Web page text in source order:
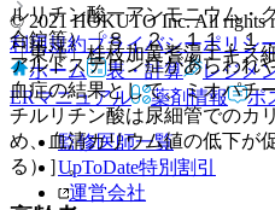
〔東洋〕桂枝加黄耆湯エキス
ルリチン酸一アンモニウム・
合錠等）〔８．２、１１．１
アルドステロン症があらわれ
血症の結果として、ミオパチ
チルリチン酸は尿細管でのカ
め、血清カリウム値の低下が
る）］。
© 2021 HOKUTO Inc. All rights
利用規約プライバシーポリシ
ホーム
表・計算 レジメ
ERマニュアル
薬剤情報 ポ
監修医師一覧
UpToDate特別割引
運営会社